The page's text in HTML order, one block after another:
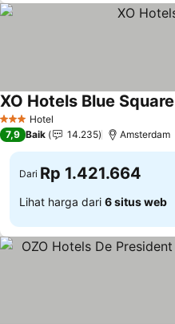
3 BintangHotel
XO Hotels Blue Square
7,9 Baik 14.235 Amsterdam
Dari Rp 1.421.664
Lihat harga dari 6 situs web